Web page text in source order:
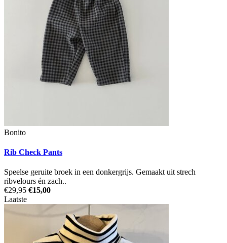
Bonito
Rib Check Pants
Speelse geruite broek in een donkergrijs. Gemaakt uit strech
ribvelours én zach..
€29,95 €15,00
Laatste